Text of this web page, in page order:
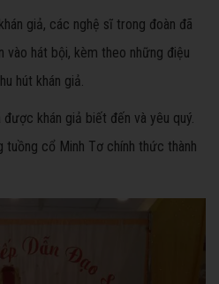
giả, các nghệ sĩ trong đoàn đã
vào hát bội, kèm theo những điệu
hút khán giả.
khán giả biết đến và yêu quý.
tuồng cổ Minh Tơ chính thức thành